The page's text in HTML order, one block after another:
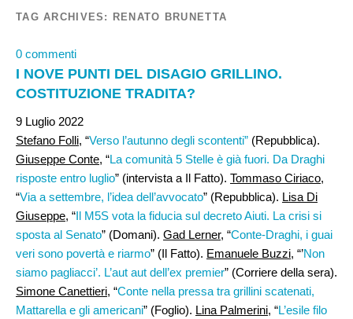
TAG ARCHIVES: RENATO BRUNETTA
0 commenti
I NOVE PUNTI DEL DISAGIO GRILLINO.
COSTITUZIONE TRADITA?
9 Luglio 2022
Stefano Folli, “Verso l’autunno degli scontenti” (Repubblica).
Giuseppe Conte, “La comunità 5 Stelle è già fuori. Da Draghi
risposte entro luglio” (intervista a Il Fatto). Tommaso Ciriaco,
“Via a settembre, l’idea dell’avvocato” (Repubblica). Lisa Di
Giuseppe, “Il M5S vota la fiducia sul decreto Aiuti. La crisi si
sposta al Senato” (Domani). Gad Lerner, “Conte-Draghi, i guai
veri sono povertà e riarmo” (Il Fatto). Emanuele Buzzi, “’Non
siamo pagliacci’. L’aut aut dell’ex premier” (Corriere della sera).
Simone Canettieri, “Conte nella pressa tra grillini scatenati,
Mattarella e gli americani” (Foglio). Lina Palmerini, “L’esile filo